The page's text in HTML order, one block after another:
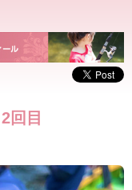
回目